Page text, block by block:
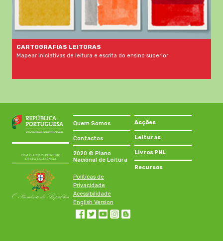
CARTOGRAFIAS LEITORAS
Mapear iniciativas de leitura e escrita do ensino superior
Quem Somos
Contactos
2020 © Plano
Nacional de Leitura
Políticas de
Privacidade
Acessibilidade
English Version
Acções
Leituras
Livros PNL
Recursos